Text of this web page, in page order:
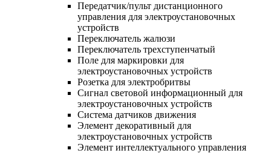
Передатчик/пульт дистанционного
управления для электроустановочных
устройств
Переключатель жалюзи
Переключатель трехступенчатый
Поле для маркировки для
электроустановочных устройств
Розетка для электробритвы
Сигнал световой информационный для
электроустановочных устройств
Система датчиков движения
Элемент декоративный для
электроустановочных устройств
Элемент интеллектуального управления